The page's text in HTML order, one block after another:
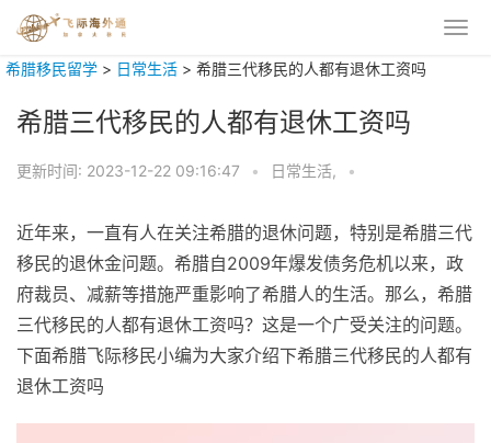
希腊移民留学 > 日常生活 > 希腊三代移民的人都有退休工资吗
希腊三代移民的人都有退休工资吗
更新时间: 2023-12-22 09:16:47 • 日常生活, •
近年来，一直有人在关注希腊的退休问题，特别是希腊三代
移民的退休金问题。希腊自2009年爆发债务危机以来，政
府裁员、减薪等措施严重影响了希腊人的生活。那么，希腊
三代移民的人都有退休工资吗？这是一个广受关注的问题。
下面希腊飞际移民小编为大家介绍下希腊三代移民的人都有
退休工资吗